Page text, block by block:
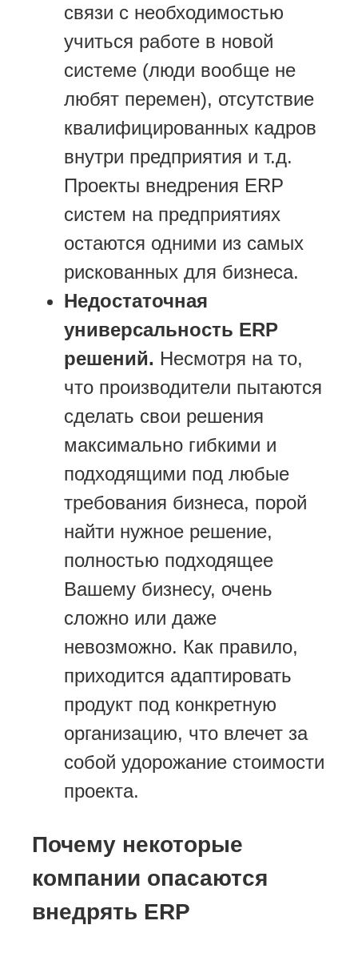
связи с необходимостью
учиться работе в новой
системе (люди вообще не
любят перемен), отсутствие
квалифицированных кадров
внутри предприятия и т.д.
Проекты внедрения ERP
систем на предприятиях
остаются одними из самых
рискованных для бизнеса.
Недостаточная
универсальность ERP
решений. Несмотря на то,
что производители пытаются
сделать свои решения
максимально гибкими и
подходящими под любые
требования бизнеса, порой
найти нужное решение,
полностью подходящее
Вашему бизнесу, очень
сложно или даже
невозможно. Как правило,
приходится адаптировать
продукт под конкретную
организацию, что влечет за
собой удорожание стоимости
проекта.
Почему некоторые
компании опасаются
внедрять ERP